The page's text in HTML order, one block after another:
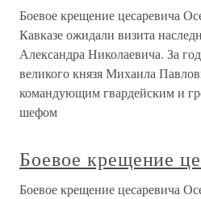
Боевое крещение цесаревича
Кавказе ожидали визита
Александра Николаевича. За
великого князя Михаила
командующим гвардейским и
шефом
Боевое крещение
Боевое крещение цесаревича